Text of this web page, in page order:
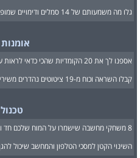
גלו מה משמעותם של 14 סמלים ודימויים שמופיעים בחלומות שלכם
אספנו לך את 20 הקומדיות שהכי כדאי לראות עכשיו בנטפליקס!
קבלו השראה וכוח מ-19 ציטוטים נהדרים משירים ישראלים אהובים
8 משחקי מחשבה שישמרו על המוח שלכם חד ויתנו לכם רגע של שקט
השינוי הקטן למסכי הטלפון והמחשב שיכול